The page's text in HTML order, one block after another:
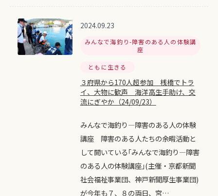
2024.09.23
みんなで海釣り-障害のある人の体験講
座
ともに生きる
３府県から170人超参加 桟橋でトラ
イ、大物に歓声 海洋高生手助け、交
流にぎやか（24/09/23）
みんなで海釣り―障害のある人の体験
講座 障害のある人たちの余暇活動と
して開いている｢みんなで海釣り―障害
のある人の体験講座｣(主催・京都新聞
社会福祉事業団、神戸新聞厚生事業団)
が今年も７、８の両日、宮…